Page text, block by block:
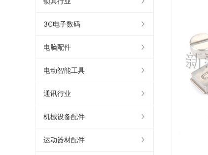
3C电子数码
电脑配件
电动智能工具
通讯行业
机械设备配件
运动器材配件